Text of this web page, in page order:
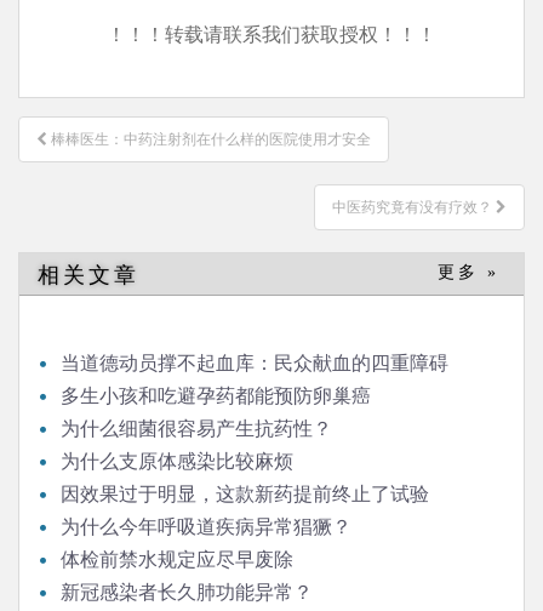
！！！转载请联系我们获取授权！！！
文
章
棒棒医生：中药注射剂在什么样的医院使用才安全
中医药究竟有没有疗效？
相关文章 更多 »
当道德动员撑不起血库：民众献血的四重障碍
多生小孩和吃避孕药都能预防卵巢癌
为什么细菌很容易产生抗药性？
为什么支原体感染比较麻烦
因效果过于明显，这款新药提前终止了试验
为什么今年呼吸道疾病异常猖獗？
体检前禁水规定应尽早废除
新冠感染者长久肺功能异常？